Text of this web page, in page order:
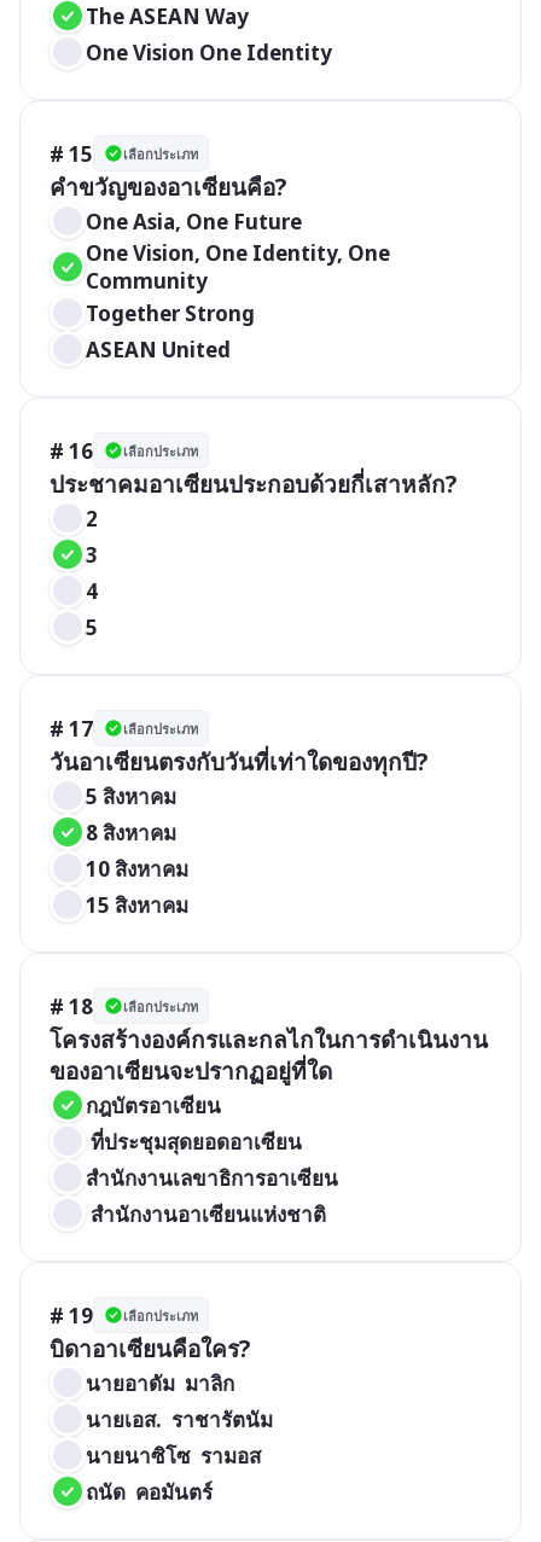
The ASEAN Way
One Vision One Identity
# 15 เลือกประเภท
คำขวัญของอาเซียนคือ?
One Asia, One Future
One Vision, One Identity, One
Community
Together Strong
ASEAN United
# 16 เลือกประเภท
ประชาคมอาเซียนประกอบด้วยกี่เสาหลัก?
2
3
4
5
# 17 เลือกประเภท
วันอาเซียนตรงกับวันที่เท่าใดของทุกปี?
5 สิงหาคม
8 สิงหาคม
10 สิงหาคม
15 สิงหาคม
# 18 เลือกประเภท
โครงสร้างองค์กรและกลไกในการดำเนินงาน
ของอาเซียนจะปรากฏอยู่ที่ใด
กฎบัตรอาเซียน
ที่ประชุมสุดยอดอาเซียน
สำนักงานเลขาธิการอาเซียน
สำนักงานอาเซียนแห่งชาติ
# 19 เลือกประเภท
บิดาอาเซียนคือใคร?
นายอาดัม  มาลิก
นายเอส.  ราชารัตนัม
นายนาซิโซ  รามอส
ถนัด  คอมันตร์